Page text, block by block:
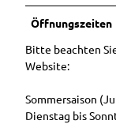
Öffnungszeiten
Bitte beachten
Website:
Sommersaison
Dienstag bis